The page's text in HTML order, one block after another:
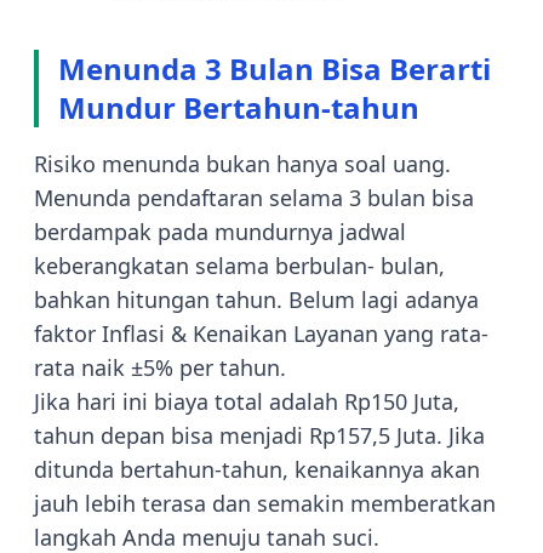
Menunda 3 Bulan Bisa Berarti
Mundur Bertahun-tahun
Risiko menunda bukan hanya soal uang.
Menunda pendaftaran selama 3 bulan bisa
berdampak pada mundurnya jadwal
keberangkatan selama berbulan- bulan,
bahkan hitungan tahun. Belum lagi adanya
faktor Inflasi & Kenaikan Layanan yang rata-
rata naik ±5% per tahun.
Jika hari ini biaya total adalah Rp150 Juta,
tahun depan bisa menjadi Rp157,5 Juta. Jika
ditunda bertahun-tahun, kenaikannya akan
jauh lebih terasa dan semakin memberatkan
langkah Anda menuju tanah suci.